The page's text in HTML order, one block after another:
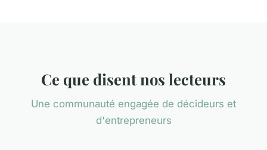
Ce que disent nos lecteurs
Une communauté engagée de décideurs et
d'entrepreneurs